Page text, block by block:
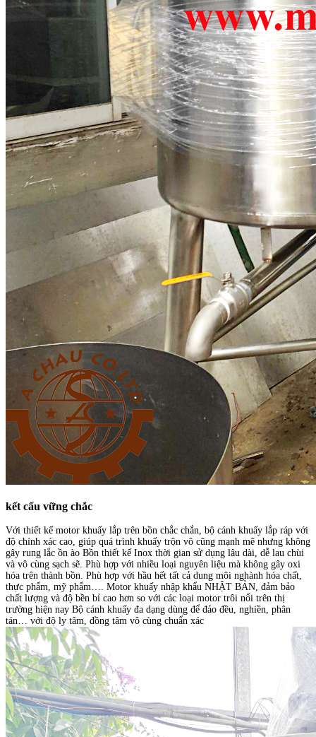
kết cấu vững chắc
Với thiết kế motor khuấy lắp trên bồn chắc chắn, bộ cánh khuấy lắp ráp với
độ chính xác cao, giúp quá trình khuấy trộn vô cũng mạnh mẽ nhưng không
gây rung lắc ồn ào Bồn thiết kế Inox thời gian sử dụng lâu dài, dễ lau chùi
và vô cùng sạch sẽ. Phù hợp với nhiều loại nguyên liệu mà không gây oxi
hóa trên thành bồn. Phù hợp với hầu hết tất cả dung môi nghành hóa chất,
thực phẩm, mỹ phẩm…. Motor khuấy nhập khẩu NHẬT BẢN, đảm bảo
chất lượng và độ bền bỉ cao hơn so với các loại motor trôi nổi trên thị
trường hiện nay Bộ cánh khuấy đa dạng dùng để đảo đều, nghiền, phân
tán… với độ ly tâm, đồng tâm vô cùng chuẩn xác